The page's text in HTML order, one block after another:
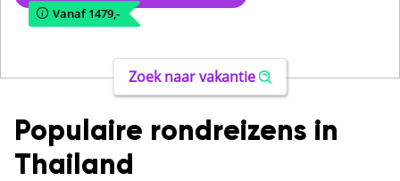
Vanaf 1479,-
Zoek naar vakantie
Populaire rondreizens in
Thailand